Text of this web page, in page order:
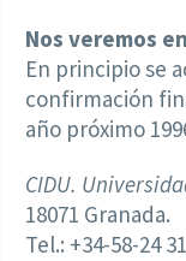
Nos veremos
En principio se
confirmación
año próximo
CIDU.
18071 Granada.
Tel.: +34-58-24